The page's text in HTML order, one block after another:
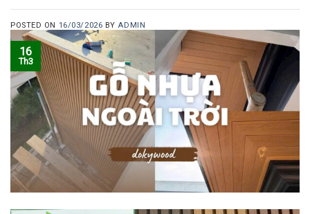
POSTED ON 16/03/2026 BYADMIN
16
Th3